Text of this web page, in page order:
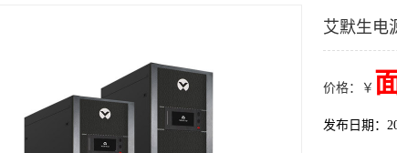
艾默生电
价格：￥
发布日期：